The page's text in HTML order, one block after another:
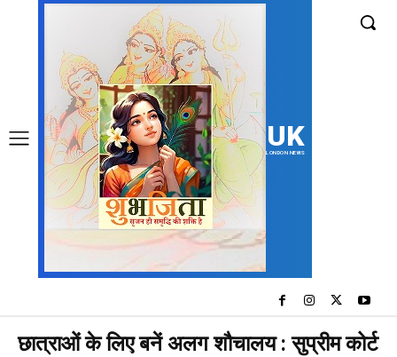
UK
LONDON NEWS
छात्राओं के लिए बनें अलग शौचालय : सुप्रीम कोर्ट